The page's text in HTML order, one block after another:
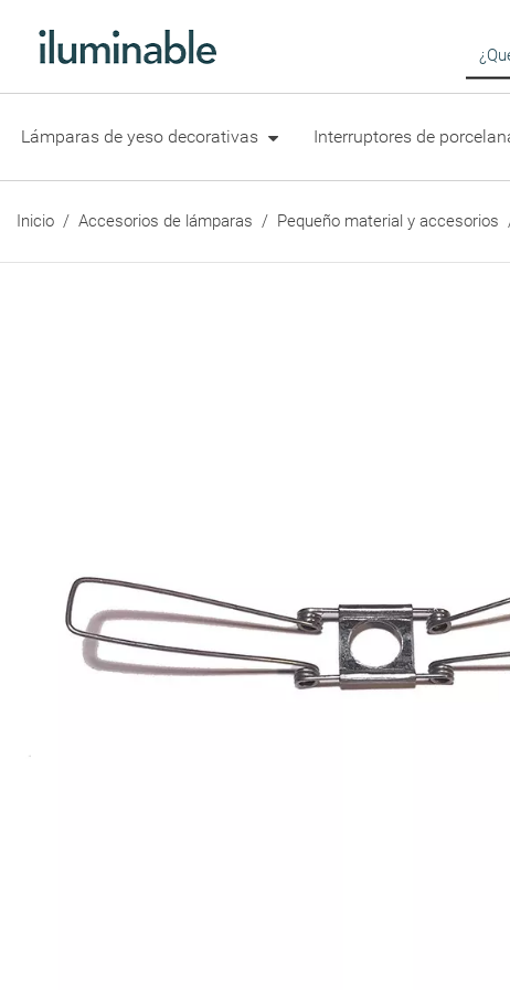
Lámparas de yeso decorativas Interruptores de
Inicio Accesorios de lámparas Pequeño material y accesorios